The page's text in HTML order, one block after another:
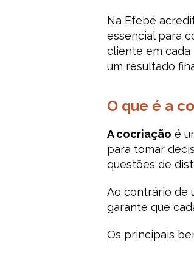
Na Efebé
essencial para
cliente em cada
um resultado
O que é a
A cocriação é
para tomar
questões de
Ao contrário de
garante que
Os principais